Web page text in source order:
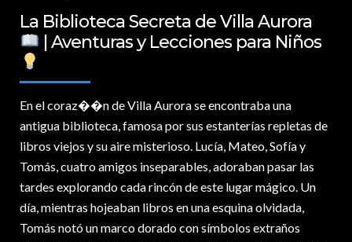
La Biblioteca Secreta de Villa Aurora
| Aventuras y Lecciones para Niños
En el coraz��n de Villa Aurora se encontraba una
antigua biblioteca, famosa por sus estanterías repletas de
libros viejos y su aire misterioso. Lucía, Mateo, Sofía y
Tomás, cuatro amigos inseparables, adoraban pasar las
tardes explorando cada rincón de este lugar mágico. Un
día, mientras hojeaban libros en una esquina olvidada,
Tomás notó un marco dorado con símbolos extraños